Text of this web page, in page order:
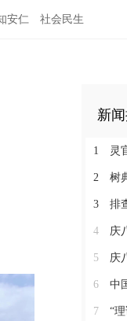
安仁 社会民生
新
1 灵
2 树典
3 排
4 庆
5 庆
6 中国
7 “